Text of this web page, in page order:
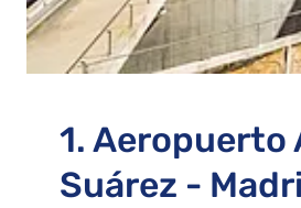
1. Aeropuerto
Suárez -